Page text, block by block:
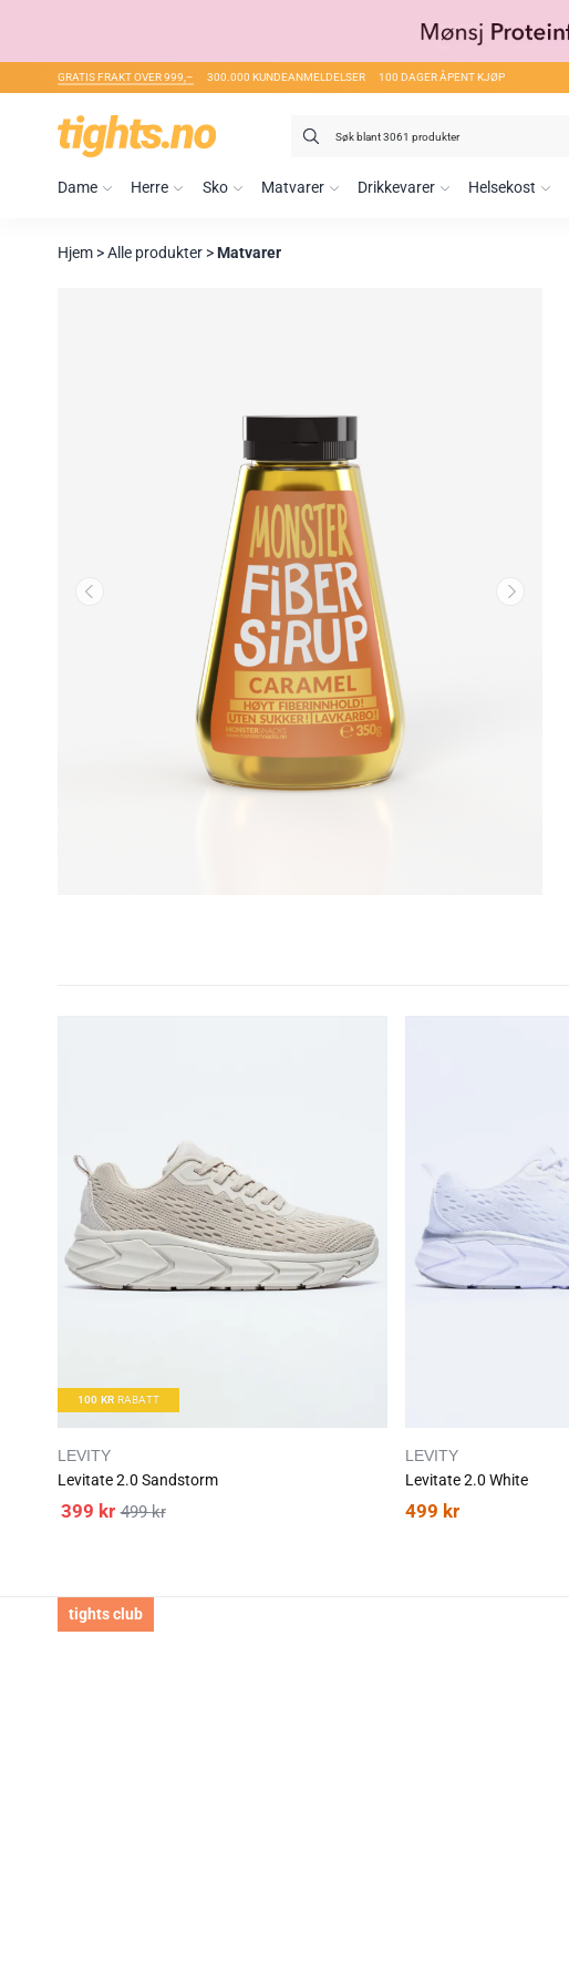
GRATIS FRAKT OVER 999,– 300.000 KUNDEANMELDELSER 100 DAGER ÅPENT KJØP
Søk
Dame Herre Sko Matvarer Drikkevarer Helsekost
Hjem >Alle produkter >Matvarer
100 KR RABATT
LEVITY
Levitate 2.0 Sandstorm
499kr
399 kr
LEVITY
Levitate 2.0 White
499 kr
tights club